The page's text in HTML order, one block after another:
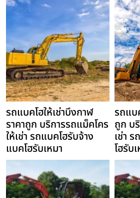
รถแบคโฮให้เช่าบึงกาฬ
ราคาถูก บริการรถแม็คโคร
ให้เช่า รถแบคโฮรับจ้าง
แบคโฮรับเหมา
รถแบ
ถูก บ
เช่า
โฮรับ